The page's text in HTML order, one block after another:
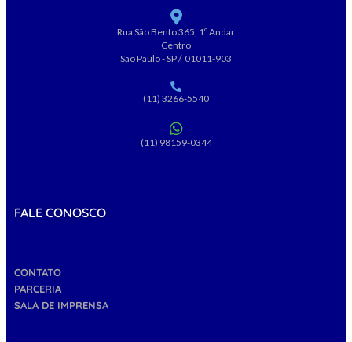
Rua São Bento 365, 1º Andar
Centro
São Paulo - SP / 01011-903
(11) 3266-5540
(11) 98159-0344
FALE CONOSCO
CONTATO
PARCERIA
SALA DE IMPRENSA